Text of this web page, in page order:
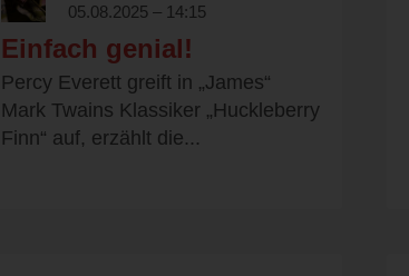
05.08.2025 – 14:15
Einfach genial!
Percy Everett greift in „James“
Mark Twains Klassiker „Huckleberry
Finn“ auf, erzählt die...